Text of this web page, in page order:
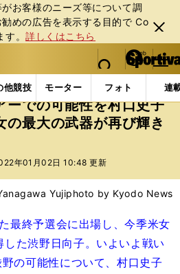
お客様のニーズ等について調
めの広告を表⽰する⽬的で Co
す。詳しくはこちら
閉じ
る
web Sportiva (webスポルティーバ)
検索
マイペ
ー
ジ
メニュ
他競技 モーター フォト 連
ゴルフ 女子ゴルフ 渋野日向
ーでの可能性を村口史子
の最大の武器が再び輝き
年01月02日 10:48 更新
Yujiphoto by Kyodo News
最終予選会に出場し、今季米女
た渋野日向子。いよいよ戦い
の可能性について、村口史子